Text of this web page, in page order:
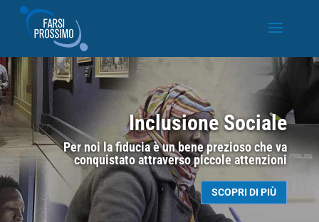
Inclusione Sociale
Per noi la fiducia è un bene prezioso che va
conquistato attraverso piccole attenzioni
SCOPRI DI PIÙ